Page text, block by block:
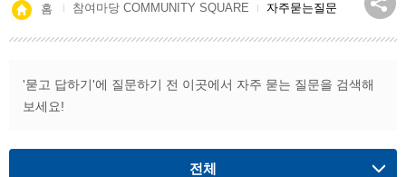
홈 참여마당 COMMUNITY SQUARE 자주묻는질문
'묻고 답하기'에 질문하기 전 이곳에서 자주 묻는 질문을 검색해
보세요!
전체